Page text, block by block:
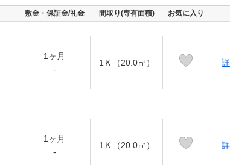
敷金・保証金/礼金 間取り(専有面積) お気に入り
1ヶ月
-
1Ｋ（20.0㎡）
1ヶ月
-
1Ｋ（20.0㎡）